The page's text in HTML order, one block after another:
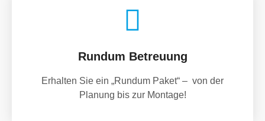
Rundum Betreuung
Erhalten Sie ein „Rundum Paket“ – von der
Planung bis zur Montage!